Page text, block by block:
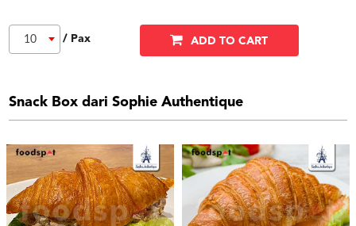
10 / Pax ADD TO CART
Snack Box dari Sophie Authentique